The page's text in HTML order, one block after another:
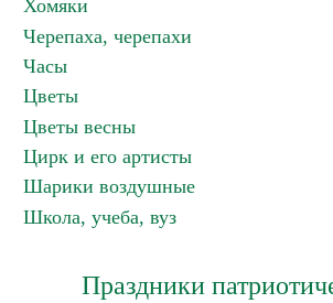
Хомяки
Черепаха, черепахи
Часы
Цветы
Цветы весны
Цирк и его артисты
Шарики воздушные
Школа, учеба, вуз
Праздники